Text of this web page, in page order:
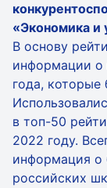
«Экономика и
В основу
информации о
года, которые
в топ-50
2022 году.
информация о
российских